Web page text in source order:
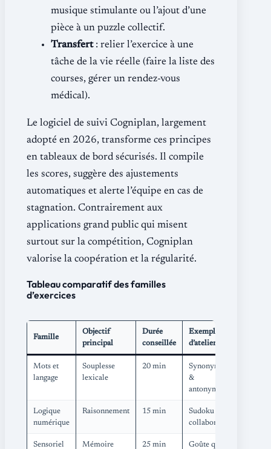
musique stimulante ou l’ajout d’une
pièce à un puzzle collectif.
Transfert: relier l’exercice à une
tâche de la vie réelle (faire la liste des
courses, gérer un rendez-vous
médical).
Le logiciel de suivi Cogniplan, largement
adopté en 2026, transforme ces principes
en tableaux de bord sécurisés. Il compile
les scores, suggère des ajustements
automatiques et alerte l’équipe en cas de
stagnation. Contrairement aux
applications grand public qui misent
surtout sur la compétition, Cogniplan
valorise la coopération et la régularité.
Tableau comparatif des familles
d’exercices
Famille
Objectif
principal
Durée
conseillée
Exemple
d’atelier
Mots et
langage
Souplesse
lexicale
20 min
Synonymes
&
antonymes
Logique
numérique
Raisonnement 15 min
Sudoku
collaboratif
Sensoriel Mémoire 25 min Goûte que